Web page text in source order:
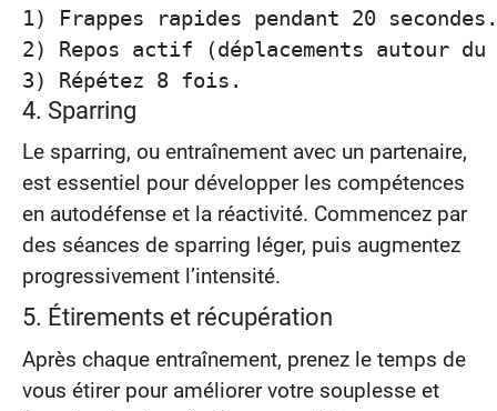
1) Frappes rapides pendant 20 secondes.
2) Repos actif (déplacements autour du
3) Répétez 8 fois.
4. Sparring
Le sparring, ou entraînement avec un partenaire,
est essentiel pour développer les compétences
en autodéfense et la réactivité. Commencez par
des séances de sparring léger, puis augmentez
progressivement l’intensité.
5. Étirements et récupération
Après chaque entraînement, prenez le temps de
vous étirer pour améliorer votre souplesse et